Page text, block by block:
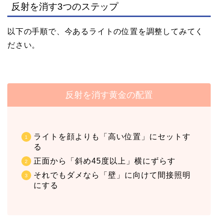
反射を消す3つのステップ
以下の手順で、今あるライトの位置を調整してみてく
ださい。
反射を消す黄金の配置
ライトを顔よりも「高い位置」にセットす
る
正面から「斜め45度以上」横にずらす
それでもダメなら「壁」に向けて間接照明
にする